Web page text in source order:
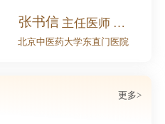
张书信 主任医师 教授
北京中医药大学东直门医院
更多>
北沙滩中医医院受邀参加奥运村街道庆祝中国共产党成立105周年2026年党建工作协调委员会工作会暨高质量发展大会